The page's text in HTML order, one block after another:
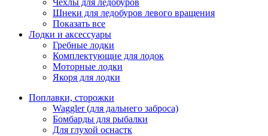
Чехлы для ледобуров
Шнеки для ледобуров левого вращения
Показать все
Лодки и аксессуары
Гребные лодки
Комплектующие для лодок
Моторные лодки
Якоря для лодки
Поплавки, сторожки
Waggler (для дальнего заброса)
Бомбарды для рыбалки
Для глухой оснастк